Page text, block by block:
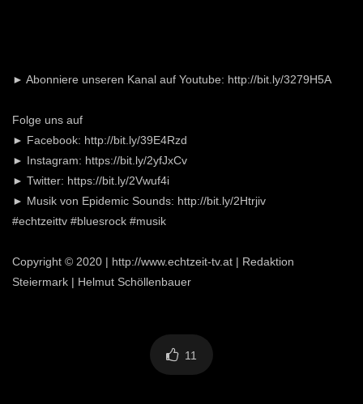
► Abonniere unseren Kanal auf Youtube: http://bit.ly/3279H5A
Folge uns auf
► Facebook: http://bit.ly/39E4Rzd
► Instagram: https://bit.ly/2yfJxCv
► Twitter: https://bit.ly/2Vwuf4i
► Musik von Epidemic Sounds: http://bit.ly/2Htrjiv
#echtzeittv #bluesrock #musik
Copyright © 2020 | http://www.echtzeit-tv.at | Redaktion
Steiermark | Helmut Schöllenbauer
11